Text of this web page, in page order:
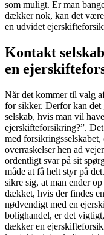
som muligt. Er man
dækker nok, kan det
en udvidet
Kontakt
en
Når det kommer til valg
for sikker. Derfor kan det
selskab, hvis man vil
ejerskifteforsikring?”.
med
overraskelser hen ad
ordentligt svar på sit
måde at få helt styr på
sikre sig, at man ender
dækket, hvis der findes
nødvendigt med en
bolighandel, er det
dækker en